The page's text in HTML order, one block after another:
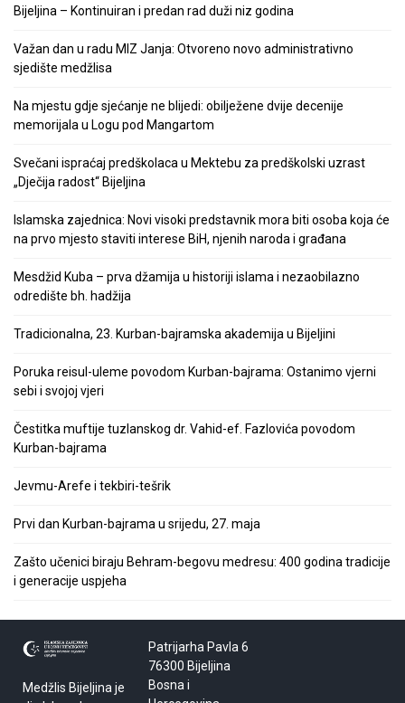
Bijeljina – Kontinuiran i predan rad duži niz godina
Važan dan u radu MIZ Janja: Otvoreno novo administrativno
sjedište medžlisa
Na mjestu gdje sjećanje ne blijedi: obilježene dvije decenije
memorijala u Logu pod Mangartom
Svečani ispraćaj predškolaca u Mektebu za predškolski uzrast
„Dječija radost“ Bijeljina
Islamska zajednica: Novi visoki predstavnik mora biti osoba koja će
na prvo mjesto staviti interese BiH, njenih naroda i građana
Mesdžid Kuba – prva džamija u historiji islama i nezaobilazno
odredište bh. hadžija
Tradicionalna, 23. Kurban-bajramska akademija u Bijeljini
Poruka reisul-uleme povodom Kurban-bajrama: Ostanimo vjerni
sebi i svojoj vjeri
Čestitka muftije tuzlanskog dr. Vahid-ef. Fazlovića povodom
Kurban-bajrama
Jevmu-Arefe i tekbiri-tešrik
Prvi dan Kurban-bajrama u srijedu, 27. maja
Zašto učenici biraju Behram-begovu medresu: 400 godina tradicije
i generacije uspjeha
Medžlis Bijeljina je
Patrijarha Pavla 6
76300 Bijeljina
Bosna i